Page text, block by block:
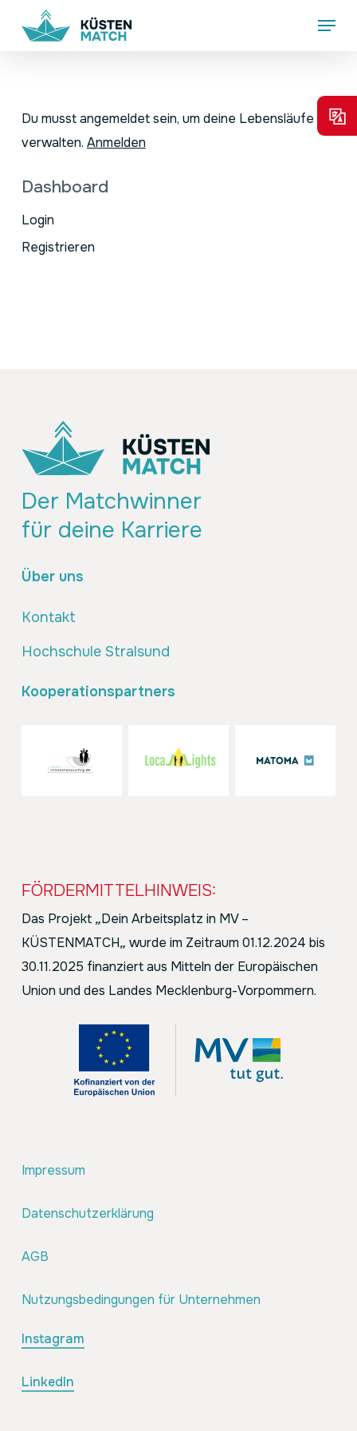
Menu
Du musst angemeldet sein, um deine Lebensläufe zu
verwalten. Anmelden
Dashboard
Login
Registrieren
Der Matchwinner
für deine Karriere
Über uns
Kontakt
Hochschule Stralsund
Kooperationspartners
FÖRDERMITTELHINWEIS:
Das Projekt „Dein Arbeitsplatz in MV –
KÜSTENMATCH„ wurde im Zeitraum 01.12.2024 bis
30.11.2025 finanziert aus Mitteln der Europäischen
Union und des Landes Mecklenburg-Vorpommern.
Impressum
Datenschutzerklärung
AGB
Nutzungsbedingungen für Unternehmen
Instagram
LinkedIn